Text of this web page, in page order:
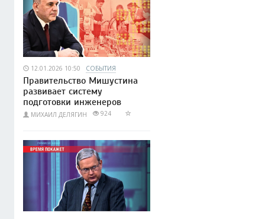
12.01.2026 10:50 СОБЫТИЯ
Правительство Мишустина
развивает систему
подготовки инженеров
МИХАИЛ ДЕЛЯГИН 924